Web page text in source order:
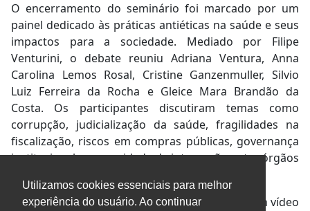
Utilizamos cookies essenciais para melhor
experiência do usuário. Ao continuar
O encerramento do seminário foi marcado por um
painel dedicado às práticas antiéticas na saúde e seus
impactos para a sociedade. Mediado por Filipe
Venturini, o debate reuniu Adriana Ventura, Anna
Carolina Lemos Rosal, Cristine Ganzenmuller, Silvio
Luiz Ferreira da Rocha e Gleice Mara Brandão da
Costa. Os participantes discutiram temas como
corrupção, judicialização da saúde, fragilidades na
fiscalização, riscos em compras públicas, governança
institucional e necessidade de integração entre órgãos
O evento foi encerrado com uma mensagem em vídeo